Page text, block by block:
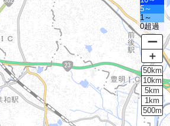
5～
1～
0超過
ー
＋
50km
10km
5km
1km
500m